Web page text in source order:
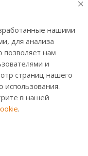
нашими
для анализа
позволяет нам
и
страниц нашего
использования.
в нашей
.